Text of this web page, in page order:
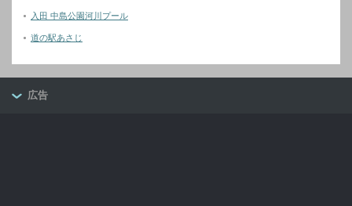
入田 中島公園河川プール
道の駅あさじ
広告